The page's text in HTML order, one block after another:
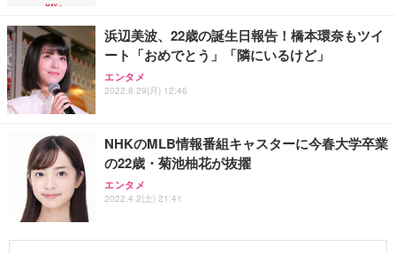
浜辺美波、22歳の誕生日報告！橋本環奈もツイ
ート「おめでとう」「隣にいるけど」
エンタメ
2022.8.29(月) 12:46
NHKのMLB情報番組キャスターに今春大学卒業
の22歳・菊池柚花が抜擢
エンタメ
2022.4.2(土) 21:41